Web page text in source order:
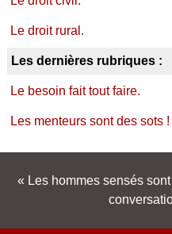
Le droit rural.
Les dernières rubriques :
Le besoin fait tout faire.
Les menteurs sont des sots !
Les hommes sensés